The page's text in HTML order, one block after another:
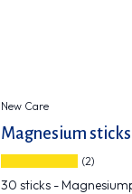
New Care
Magnesium sticks
(2)
30 sticks -